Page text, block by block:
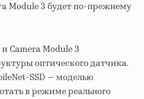
Module 3 будет по-прежнему
Camera Module 3
оптического датчика.
SSD — моделью
в режиме реального